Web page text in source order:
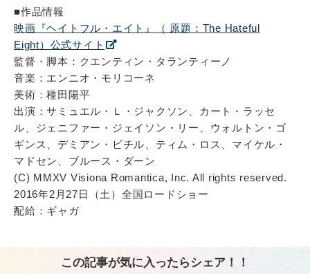
■作品情報
映画『ヘイトフル・エイト』（ 原題：The Hateful
Eight）公式サイト
監督・脚本：クエンティン・タランティーノ
音楽：エンニオ・モリコーネ
美術：種田陽平
出演：サミュエル・Ｌ・ジャクソン、カート・ラッセ
ル、ジェニファー・ジェイソン・リー、ウォルトン・ゴ
ギンス、デミアン・ビチル、ティム・ロス、マイケル・
マドセン、ブルース・ダーン
(C) MMXV Visiona Romantica, Inc. All rights reserved.
2016年2月27日（土）全国ロードショー
配給：ギャガ
この記事が気に入ったらシェア！！